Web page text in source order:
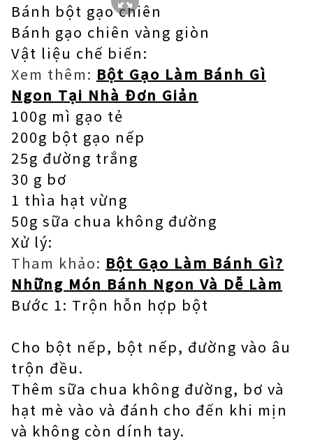
Bánh bột gạo chiên
Bánh gạo chiên vàng giòn
Vật liệu chế biến:
Xem thêm: Bột Gạo Làm Bánh Gì
Ngon Tại Nhà Đơn Giản
100g mì gạo tẻ
200g bột gạo nếp
25g đường trắng
30 g bơ
1 thìa hạt vừng
50g sữa chua không đường
Xử lý:
Tham khảo: Bột Gạo Làm Bánh Gì?
Những Món Bánh Ngon Và Dễ Làm
Bước 1: Trộn hỗn hợp bột
Cho bột nếp, bột nếp, đường vào âu
trộn đều.
Thêm sữa chua không đường, bơ và
hạt mè vào và đánh cho đến khi mịn
và không còn dính tay.